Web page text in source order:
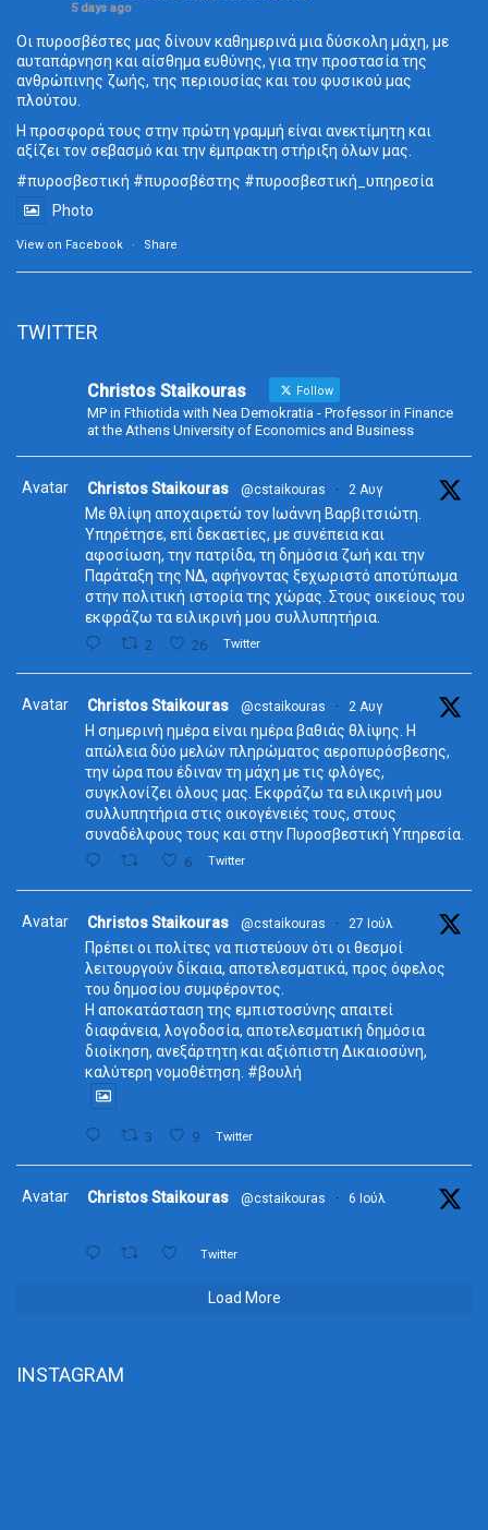
5 days ago
Οι πυροσβέστες μας δίνουν καθημερινά μια δύσκολη μάχη, με
αυταπάρνηση και αίσθημα ευθύνης, για την προστασία της
ανθρώπινης ζωής, της περιουσίας και του φυσικού μας
πλούτου.
Η προσφορά τους στην πρώτη γραμμή είναι ανεκτίμητη και
αξίζει τον σεβασμό και την έμπρακτη στήριξη όλων μας.
#πυροσβεστική #πυροσβέστης #πυροσβεστική_υπηρεσία
Photo
View on Facebook · Share
TWITTER
Christos Staikouras Follow
MP in Fthiotida with Nea Demokratia - Professor in Finance
at the Athens University of Economics and Business
Avatar Christos Staikouras @cstaikouras · 2 Αυγ
Με θλίψη αποχαιρετώ τον Ιωάννη Βαρβιτσιώτη.
Υπηρέτησε, επί δεκαετίες, με συνέπεια και
αφοσίωση, την πατρίδα, τη δημόσια ζωή και την
Παράταξη της ΝΔ, αφήνοντας ξεχωριστό αποτύπωμα
στην πολιτική ιστορία της χώρας. Στους οικείους του
εκφράζω τα ειλικρινή μου συλλυπητήρια.
2 26 Twitter
Avatar Christos Staikouras @cstaikouras · 2 Αυγ
Η σημερινή ημέρα είναι ημέρα βαθιάς θλίψης. Η
απώλεια δύο μελών πληρώματος αεροπυρόσβεσης,
την ώρα που έδιναν τη μάχη με τις φλόγες,
συγκλονίζει όλους μας. Εκφράζω τα ειλικρινή μου
συλλυπητήρια στις οικογένειές τους, στους
συναδέλφους τους και στην Πυροσβεστική Υπηρεσία.
6 Twitter
Avatar Christos Staikouras @cstaikouras · 27 Ιούλ
Πρέπει οι πολίτες να πιστεύουν ότι οι θεσμοί
λειτουργούν δίκαια, αποτελεσματικά, προς όφελος
του δημοσίου συμφέροντος.
Η αποκατάσταση της εμπιστοσύνης απαιτεί
διαφάνεια, λογοδοσία, αποτελεσματική δημόσια
διοίκηση, ανεξάρτητη και αξιόπιστη Δικαιοσύνη,
καλύτερη νομοθέτηση. #βουλή
3 9 Twitter
Avatar Christos Staikouras @cstaikouras · 6 Ιούλ
Twitter
Load More
INSTAGRAM